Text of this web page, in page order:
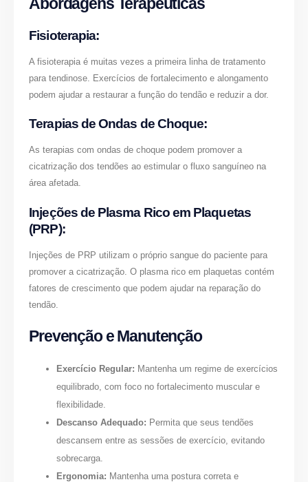
Fisioterapia:
A fisioterapia é muitas vezes a primeira linha de tratamento
para tendinose. Exercícios de fortalecimento e alongamento
podem ajudar a restaurar a função do tendão e reduzir a dor.
Terapias de Ondas de Choque:
As terapias com ondas de choque podem promover a
cicatrização dos tendões ao estimular o fluxo sanguíneo na
área afetada.
Injeções de Plasma Rico em Plaquetas
(PRP):
Injeções de PRP utilizam o próprio sangue do paciente para
promover a cicatrização. O plasma rico em plaquetas contém
fatores de crescimento que podem ajudar na reparação do
tendão.
Prevenção e Manutenção
Exercício Regular: Mantenha um regime de exercícios
equilibrado, com foco no fortalecimento muscular e
flexibilidade.
Descanso Adequado: Permita que seus tendões
descansem entre as sessões de exercício, evitando
sobrecarga.
Ergonomia: Mantenha uma postura correta e